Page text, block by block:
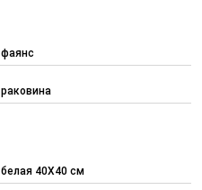
фаянс
раковина
белая 40X40 см